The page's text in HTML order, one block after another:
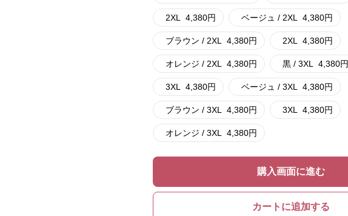
2XL 4,380円 ベージュ / 2XL 4,380円
ブラウン / 2XL 4,380円 2XL 4,380円
オレンジ / 2XL 4,380円 黒 / 3XL 4,380円
3XL 4,380円 ベージュ / 3XL 4,380円
ブラウン / 3XL 4,380円 3XL 4,380円
オレンジ / 3XL 4,380円
購入画面に進む
カートに追加する